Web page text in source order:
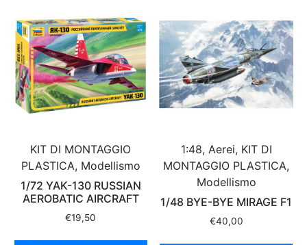
KIT DI MONTAGGIO
PLASTICA, Modellismo
1/72 YAK-130 RUSSIAN
AEROBATIC AIRCRAFT
€19,50
1:48, Aerei, KIT DI
MONTAGGIO PLASTICA,
Modellismo
1/48 BYE-BYE MIRAGE F1
€40,00